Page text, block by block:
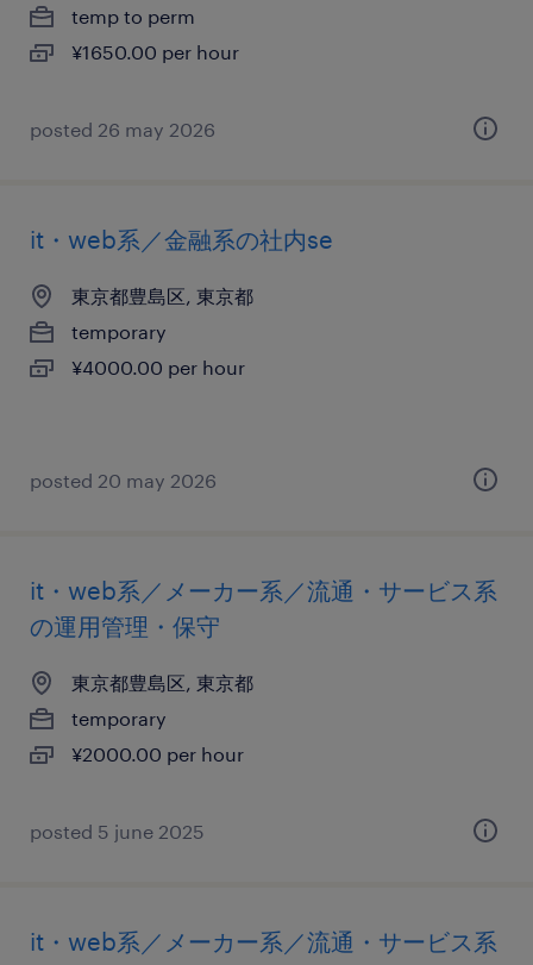
temp to perm
¥1650.00 per hour
posted 26 may 2026
it・web系／金融系の社内se
東京都豊島区, 東京都
temporary
¥4000.00 per hour
posted 20 may 2026
it・web系／メーカー系／流通・サービス系
の運用管理・保守
東京都豊島区, 東京都
temporary
¥2000.00 per hour
posted 5 june 2025
it・web系／メーカー系／流通・サービス系